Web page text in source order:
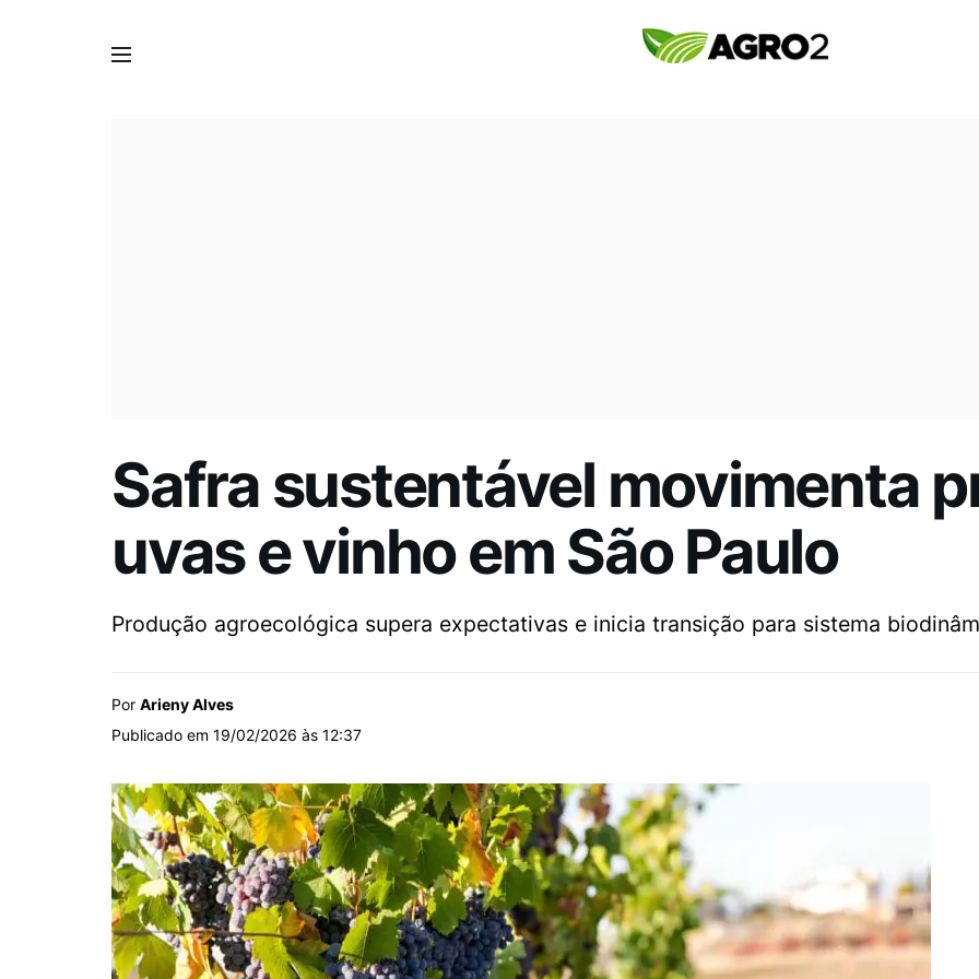
Safra sustentável movimenta
uvas e vinho em São Paulo
Produção agroecológica supera expectativas e inicia transição para sistema
Por Arieny Alves
Publicado em 19/02/2026 às 12:37